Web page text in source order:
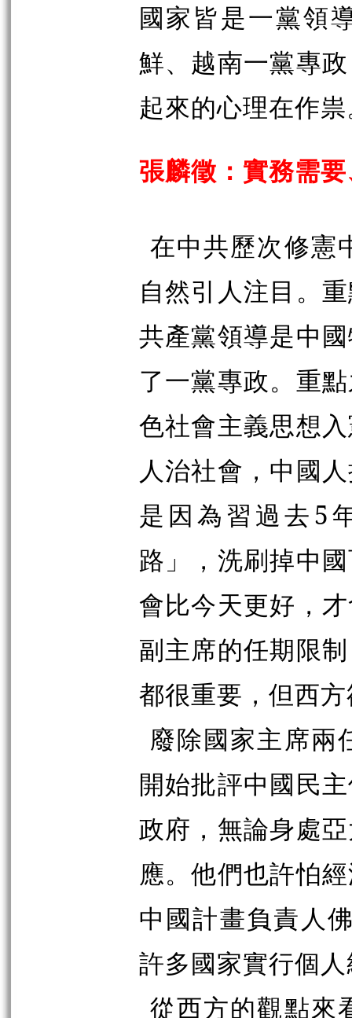
國家皆是一黨領
鮮、越南一黨專
起來的心理在作
張麟徵：實務需
在中共歷次修憲
自然引人注目。
共產黨領導是中
了一黨專政。重
色社會主義思想
人治社會，中國
是因為習過去5
路」，洗刷掉中
會比今天更好，
副主席的任期限
都很重要，但西
廢除國家主席兩
開始批評中國民
政府，無論身處
應。他們也許怕
中國計畫負責人
許多國家實行個
從西方的觀點來